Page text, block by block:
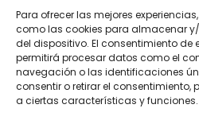
Para ofrecer las mejores
como las cookies para almacenar
del dispositivo. El consentimiento
permitirá procesar datos como el
navegación o las identificaciones
consentir o retirar el
a ciertas características y funciones.
Además de ser útiles para
sirven comoelemento
diferenciador a las prendas a
¡deja volar tu creatividad!